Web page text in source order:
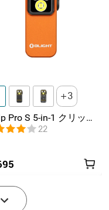
3
Pro S 5-in-1 クリップ
電灯 UV & RGB 5光
載 充電式ミニライト
22